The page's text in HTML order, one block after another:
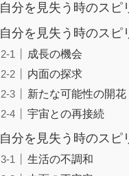
自分を見失う時のスピ
自分を見失う時のスピ
成長の機会
内面の探求
新たな可能性の開花
宇宙との再接続
自分を見失う時のスピ
生活の不調和